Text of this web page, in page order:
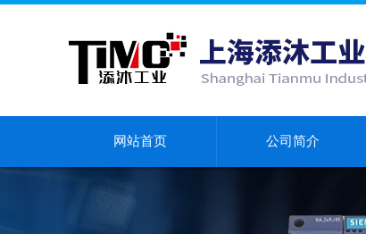
网站首页 公司简介